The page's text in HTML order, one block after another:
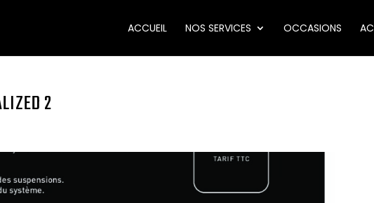
ACCUEIL NOS SERVICES OCCASIONS
2